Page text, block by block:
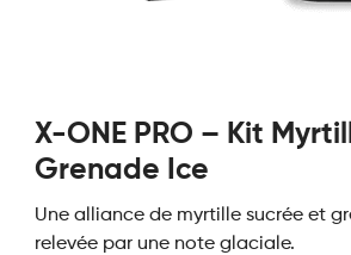
X-ONE PRO – Kit
Grenade Ice
Une alliance de myrtille sucrée et
relevée par une note glaciale.